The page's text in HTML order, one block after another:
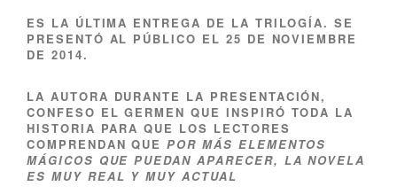
ES LA ÚLTIMA ENTREGA DE LA TRILOGÍA. SE
PRESENTÓ AL PÚBLICO EL 25 DE NOVIEMBRE
DE 2014.
LA AUTORA DURANTE LA PRESENTACIÓN,
CONFESO EL GERMEN QUE INSPIRÓ TODA LA
HISTORIA PARA QUE LOS LECTORES
COMPRENDAN QUEPOR MÁS ELEMENTOS
MÁGICOS QUE PUEDAN APARECER, LA NOVELA
ES MUY REAL Y MUY ACTUAL